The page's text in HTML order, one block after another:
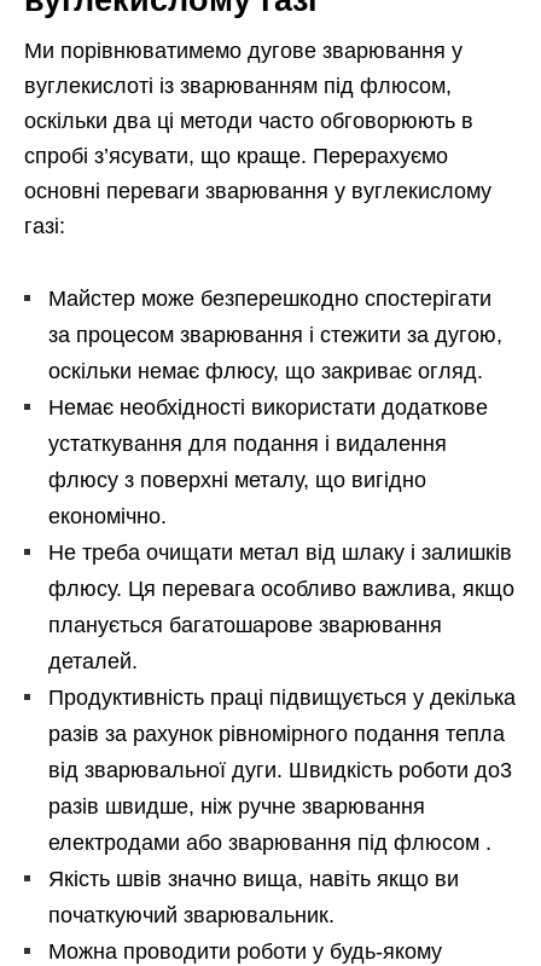
Ми порівнюватимемо дугове зварювання у
вуглекислоті із зварюванням під флюсом,
оскільки два ці методи часто обговорюють в
спробі з’ясувати, що краще. Перерахуємо
основні переваги зварювання у вуглекислому
газі:
Майстер може безперешкодно спостерігати
за процесом зварювання і стежити за дугою,
оскільки немає флюсу, що закриває огляд.
Немає необхідності використати додаткове
устаткування для подання і видалення
флюсу з поверхні металу, що вигідно
економічно.
Не треба очищати метал від шлаку і залишків
флюсу. Ця перевага особливо важлива, якщо
планується багатошарове зварювання
деталей.
Продуктивність праці підвищується у декілька
разів за рахунок рівномірного подання тепла
від зварювальної дуги. Швидкість роботи до3
разів швидше, ніж ручне зварювання
електродами або зварювання під флюсом .
Якість швів значно вища, навіть якщо ви
початкуючий зварювальник.
Можна проводити роботи у будь-якому